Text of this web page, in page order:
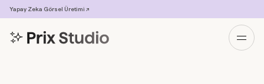
Yapay Zeka Görsel Üretimi ↗